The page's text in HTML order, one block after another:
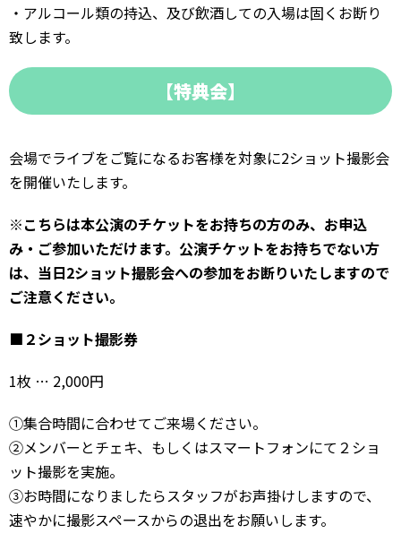
・アルコール類の持込、及び飲酒しての入場は固くお断り
致します。
【特典会】
会場でライブをご覧になるお客様を対象に2ショット撮影会
を開催いたします。
※こちらは本公演のチケットをお持ちの方のみ、お申込
み・ご参加いただけます。公演チケットをお持ちでない方
は、当日2ショット撮影会への参加をお断りいたしますので
ご注意ください。
■２ショット撮影券
1枚 … 2,000円
①集合時間に合わせてご来場ください。
②メンバーとチェキ、もしくはスマートフォンにて２ショ
ット撮影を実施。
③お時間になりましたらスタッフがお声掛けしますので、
速やかに撮影スペースからの退出をお願いします。